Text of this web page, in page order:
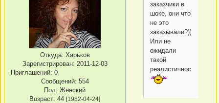
Откуда: Харьков
Зарегистрирован: 2011-12-03
Приглашений: 0
Сообщений: 554
Пол: Женский
Возраст: 44 [1982-04-24]
заказчики в
шоке, они что
не это
заказывали?)))
Или не
ожидали
такой
реалистичности?))